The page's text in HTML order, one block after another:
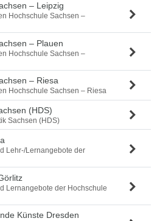
– Leipzig
Hochschule Sachsen –
– Plauen
Hochschule Sachsen –
– Riesa
Hochschule Sachsen – Riesa
(HDS)
Sachsen (HDS)
Lehr-/Lernangebote der
Lernangebote der Hochschule
Künste Dresden